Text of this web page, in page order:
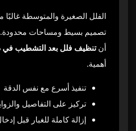
الفلل الصغيرة والمتوسطة غالبًا
تصميم بسيط ومساحات محدودة.
أنتنظيف فلل بعد التشطيب في
أهمية.
تنفيذ أسرع مع نفس الدقة
تركيز على التفاصيل
إزالة كاملة للغبار قبل